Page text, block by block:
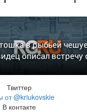
в рыбьей
описал встречу
Твиттер
от @kriukovskie
В контакте